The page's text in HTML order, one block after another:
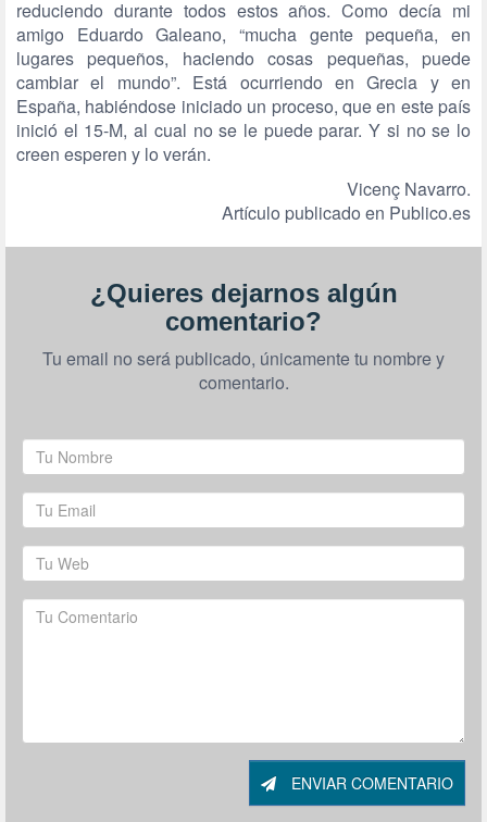
reduciendo durante todos estos años. Como decía mi
amigo Eduardo Galeano, “mucha gente pequeña, en
lugares pequeños, haciendo cosas pequeñas, puede
cambiar el mundo”. Está ocurriendo en Grecia y en
España, habiéndose iniciado un proceso, que en este país
inició el 15-M, al cual no se le puede parar. Y si no se lo
creen esperen y lo verán.
Vicenç Navarro.
Artículo publicado en Publico.es
¿Quieres dejarnos algún
comentario?
Tu email no será publicado, únicamente tu nombre y
comentario.
ENVIAR COMENTARIO